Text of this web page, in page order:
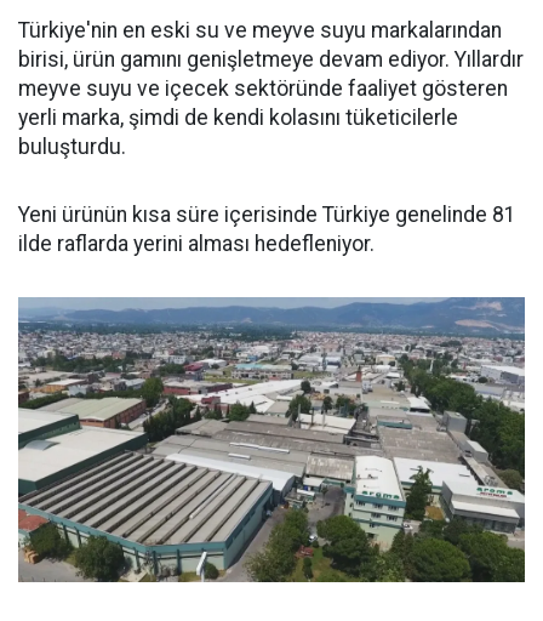
Türkiye'nin en eski su ve meyve suyu markalarından
birisi, ürün gamını genişletmeye devam ediyor. Yıllardır
meyve suyu ve içecek sektöründe faaliyet gösteren
yerli marka, şimdi de kendi kolasını tüketicilerle
buluşturdu.
Yeni ürünün kısa süre içerisinde Türkiye genelinde 81
ilde raflarda yerini alması hedefleniyor.